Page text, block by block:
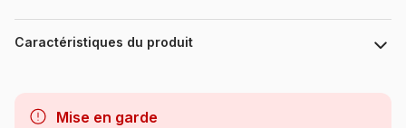
Caractéristiques du produit
Mise en garde